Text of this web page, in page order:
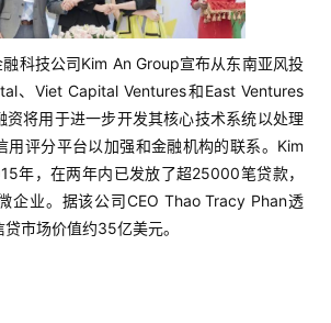
科技公司Kim An Group宣布从东南亚风投
、Viet Capital Ventures和East Ventures
资将用于进一步开发其核心技术系统以处理
用评分平台以加强和金融机构的联系。Kim
年，在两年内已发放了超25000笔贷款，
企业。据该公司CEO Thao Tracy Phan透
市场价值约35亿美元。